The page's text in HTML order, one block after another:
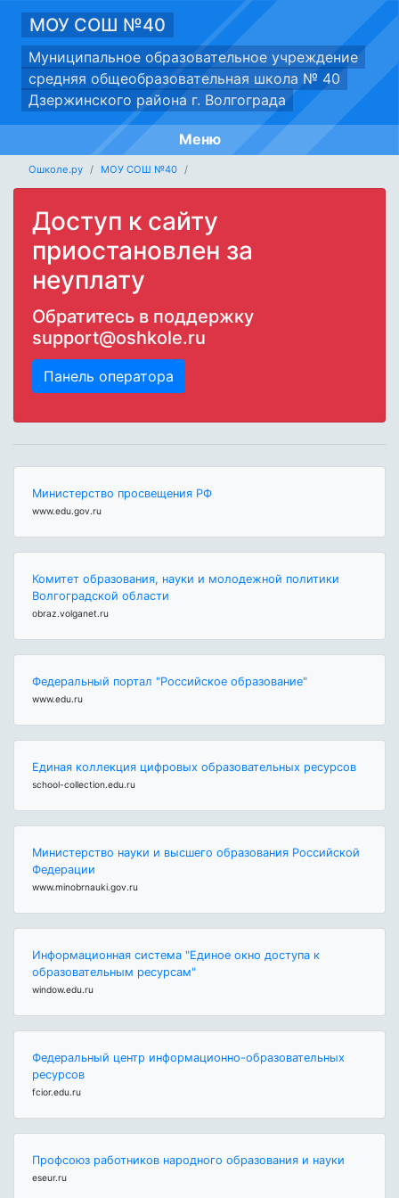
МОУ СОШ №40
Муниципальное образовательное учреждение
средняя общеобразовательная школа № 40
Дзержинского района г. Волгограда
Меню
Ошколе.ру МОУ СОШ №40
Доступ к сайту
приостановлен за
неуплату
Обратитесь в поддержку
support@oshkole.ru
Панель оператора
Министерство просвещения РФ
www.edu.gov.ru
Комитет образования, науки и молодежной политики
Волгоградской области
obraz.volganet.ru
Федеральный портал "Российское образование"
www.edu.ru
Единая коллекция цифровых образовательных ресурсов
school-collection.edu.ru
Министерство науки и высшего образования Российской
Федерации
www.minobrnauki.gov.ru
Информационная система "Единое окно доступа к
образовательным ресурсам"
window.edu.ru
Федеральный центр информационно-образовательных
ресурсов
fcior.edu.ru
Профсоюз работников народного образования и науки
eseur.ru